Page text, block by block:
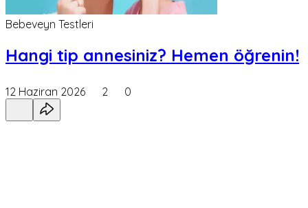
Bebeveyn Testleri
Hangi tip annesiniz? Hemen öğrenin!
12 Haziran 2026 2 0